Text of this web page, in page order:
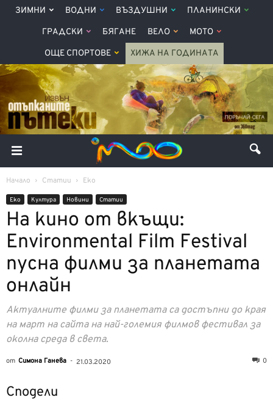
ЗИМНИ ВОДНИ ВЪЗДУШНИ ПЛАНИНСКИ
ГРАДСКИ БЯГАНЕ ВЕЛО МОТО
ОЩЕ СПОРТОВЕ ХИЖА НА ГОДИНАТА
Начало Статии Еко
Еко Култура Новини Статии
На кино от вкъщи:
Environmental Film Festival
пусна филми за планетата
онлайн
Актуалните филми за планетата са достъпни до края
на март на сайта на най-големия филмов фестивал за
околна среда в света.
от Симона Ганева - 21.03.2020 0
Сподели